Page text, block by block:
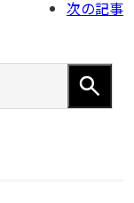
次の記事